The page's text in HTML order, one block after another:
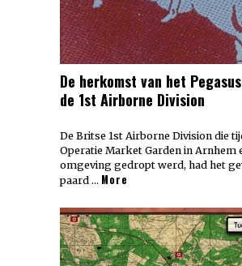
De herkomst van het
de 1st Airborne Division
De Britse 1st Airborne Division die
Operatie Market Garden in Arnhem
omgeving gedropt werd, had het
paard … More